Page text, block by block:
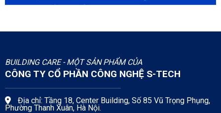
BUILDING CARE - MỘT SẢN PHẨM CỦA
CÔNG TY CỔ PHẦN CÔNG NGHỆ S-TECH
Địa chỉ: Tầng 18, Center Building, Số 85 Vũ Trọng Phụng,
Phường Thanh Xuân, Hà Nội.